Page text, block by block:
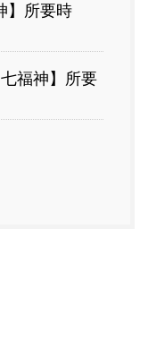
】所要時
福神】所要